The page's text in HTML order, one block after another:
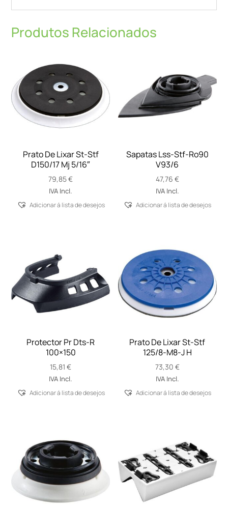
Produtos Relacionados
Prato De Lixar St-Stf
D150/17 Mj 5/16″
79,85€
IVA Incl.
Adicionar á lista de desejos
Sapatas Lss-Stf-Ro90
V93/6
47,76 €
IVA Incl.
Adicionar á lista de desejos
Protector Pr Dts-R
100×150
15,81€
IVA Incl.
Adicionar á lista de desejos
Prato De Lixar St-Stf
125/8-M8-J H
73,30 €
IVA Incl.
Adicionar á lista de desejos